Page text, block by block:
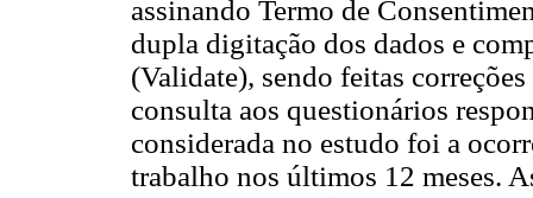
assinando Termo de
dupla digitação dos dados e
(Validate), sendo feitas
consulta aos questionários
considerada no estudo foi a
trabalho nos últimos 12 meses.